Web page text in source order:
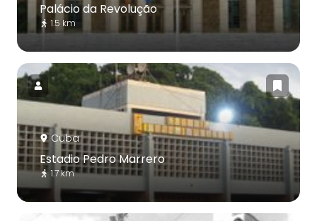
Palácio da Revolução
1.5 km
Cuba
Estadio Pedro Marrero
1.7 km